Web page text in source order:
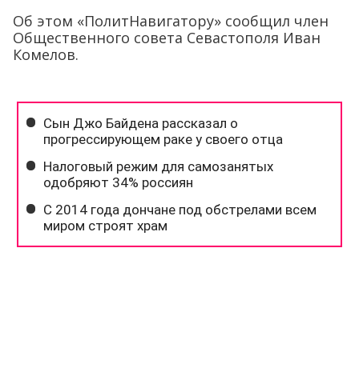
Об этом «ПолитНавигатору» сообщил член
Общественного совета Севастополя Иван
Комелов.